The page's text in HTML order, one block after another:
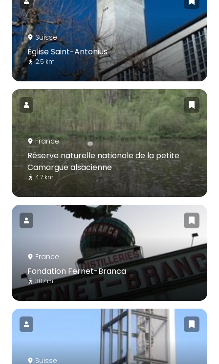
Suisse
Église Saint-Antonius
2.5 km
France
Réserve naturelle nationale de la petite
Camargue alsacienne
4.7 km
France
Fondation Fernet-Branca
307 m
Suisse